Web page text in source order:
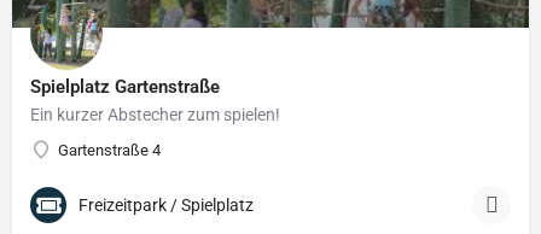
Spielplatz Gartenstraße
Ein kurzer Abstecher zum spielen!
Gartenstraße 4
Freizeitpark / Spielplatz